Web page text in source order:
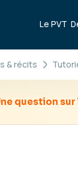
Le PVT
& récits
question sur